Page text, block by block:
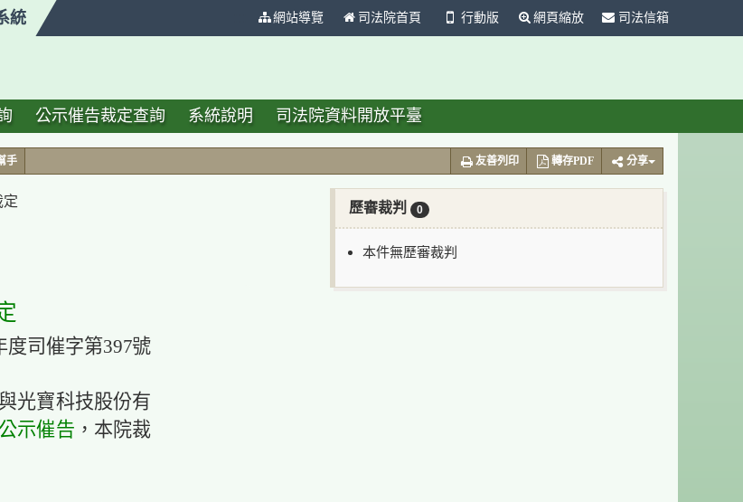
統 網站導覽 司法院首頁 行動版 網頁縮放 司法信箱
公示催告裁定查詢 系統說明 司法院資料開放平臺
手 友善列印 轉存PDF 分享
定
度司催字第397號
光寶科技股份有
公示催告 ，本院裁
歷審裁判 0
本件無歷審裁判